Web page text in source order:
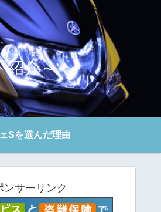
紹介～
Sを選んだ理由
ンサーリンク